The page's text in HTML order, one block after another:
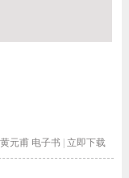
黄元甫 电子书 | 立即下载